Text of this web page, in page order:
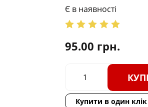
Є в наявності
95.00 грн.
Купити в один клік